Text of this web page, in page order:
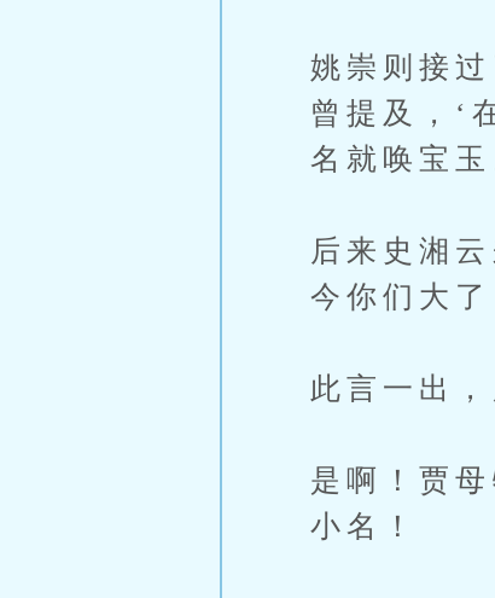
姚崇则接
曾提及，‘
名就唤宝
后来史湘
今你们大
此言一出
是啊！贾
小名！